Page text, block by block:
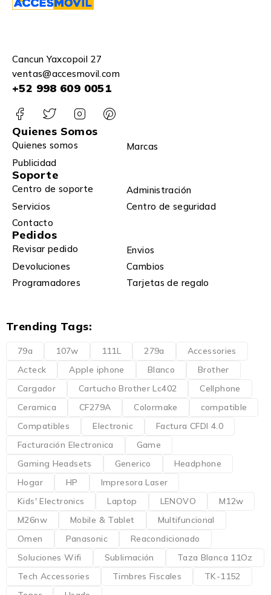
Cancun Yaxcopoil 27
ventas@accesmovil.com
+52 998 609 0051
Quienes Somos
Quienes somos
Marcas
Publicidad
Soporte
Centro de soporte
Administración
Servicios
Centro de seguridad
Contacto
Pedidos
Revisar pedido
Envios
Devoluciones
Cambios
Programadores
Tarjetas de regalo
Trending Tags:
79a 107w 111L 279a
Accessories
Acteck
Apple iphone Blanco
Brother
Cargador
Cartucho Brother Lc402
Cellphone
Ceramica
CF279A Colormake
compatible
Compatibles
Electronic
Factura CFDI 4.0
Facturación Electronica
Game
Gaming Headsets
Generico
Headphone
Hogar
HP
Impresora Laser
Kids' Electronics
Laptop LENOVO
M12w
M26nw
Mobile & Tablet
Multifuncional
Omen
Panasonic
Reacondicionado
Soluciones Wifi
Sublimación
Taza Blanca 11Oz
Tech Accessories
Timbres Fiscales
TK-1152